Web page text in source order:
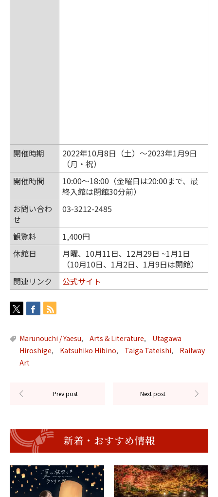
開催時期
2022年10月8日（土）～2023年1月9日
（月・祝）
開催時間
10:00～18:00（金曜日は20:00まで、最
終入館は閉館30分前）
お問い合わ
せ
03-3212-2485
観覧料
1,400円
休館日
月曜、10月11日、12月29日 ~1月1日
（10月10日、1月2日、1月9日は開館）
関連リンク
公式サイト
Marunouchi / Yaesu, Arts & Literature,
Utagawa
Hiroshige, Katsuhiko Hibino, Taiga Tateishi,
Railway
Art
新着・おすすめ情報